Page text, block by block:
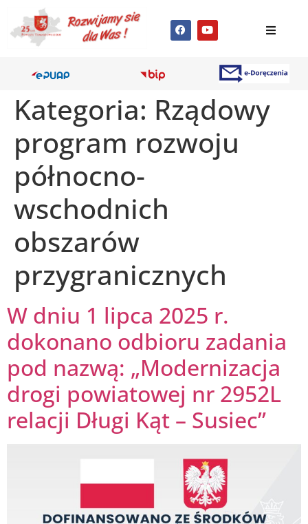
Kategoria: Rządowy
program rozwoju
północno-
wschodnich
obszarów
przygranicznych
W dniu 1 lipca 2025 r.
dokonano odbioru zadania
pod nazwą: „Modernizacja
drogi powiatowej nr 2952L
relacji Długi Kąt – Susiec”